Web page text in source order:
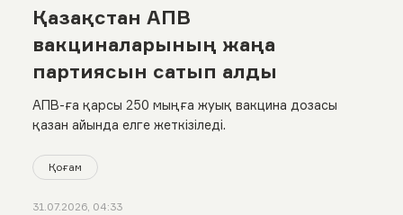
Қазақстан АПВ
вакциналарының жаңа
партиясын сатып алды
АПВ-ға қарсы 250 мыңға жуық вакцина дозасы
қазан айында елге жеткізіледі.
Қоғам
31.07.2026, 04:33